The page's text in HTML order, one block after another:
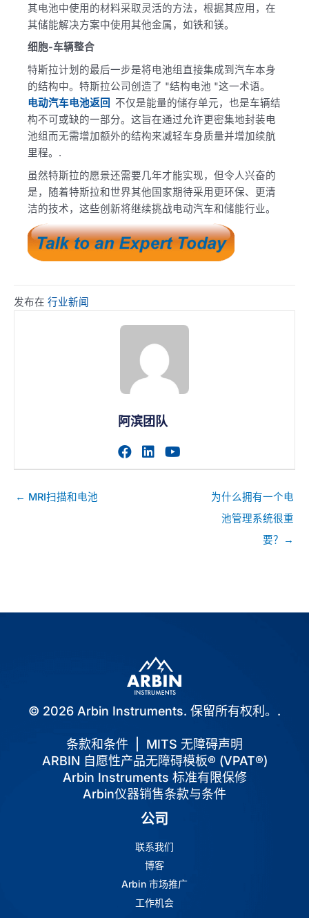
其电池中使用的材料采取灵活的方法，根据其应用，在
其储能解决方案中使用其他金属，如铁和镁。
细胞-车辆整合
特斯拉计划的最后一步是将电池组直接集成到汽车本身
的结构中。特斯拉公司创造了 "结构电池 "这一术语。
电动汽车电池返回 不仅是能量的储存单元，也是车辆结
构不可或缺的一部分。这旨在通过允许更密集地封装电
池组而无需增加额外的结构来减轻车身质量并增加续航
里程。.
虽然特斯拉的愿景还需要几年才能实现，但令人兴奋的
是，随着特斯拉和世界其他国家期待采用更环保、更清
洁的技术，这些创新将继续挑战电动汽车和储能行业。
发布在 行业新闻
阿滨团队
访问作者的facebook个人主
访问作者的linkedin个人
← MRI扫描和电池
为什么拥有一个电
池管理系统很重
要？→
© 2026 Arbin Instruments. 保留所有权利。.
条款和条件
MITS 无障碍声明
ARBIN 自愿性产品无障碍模板® (VPAT®)
Arbin Instruments 标准有限保修
Arbin仪器销售条款与条件
公司
联系我们
博客
Arbin 市场推广
工作机会